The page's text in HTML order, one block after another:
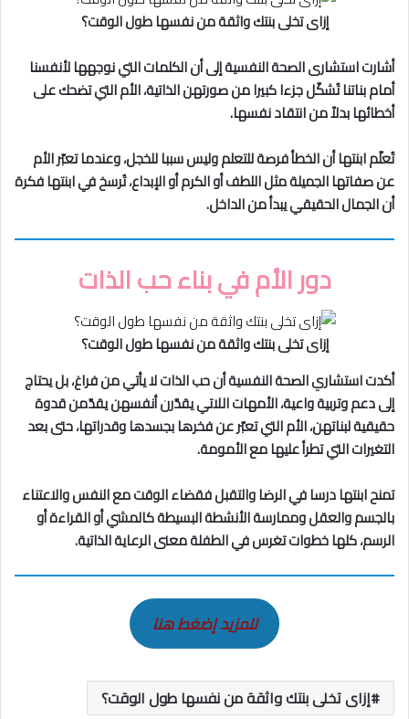
إزاى تخلى بنتك واثقة من نفسها طول الوقت؟
أشارت استشارى الصحة النفسية إلى أن الكلمات التي نوجهها لأنفسنا
أمام بناتنا تُشكّل جزءا كبيرا من صورتهن الذاتية، الأم التي تضحك على
أخطائها بدلاً من انتقاد نفسها.
تُعلّم ابنتها أن الخطأ فرصة للتعلم وليس سببا للخجل، وعندما تعبّر الأم
عن صفاتها الجميلة مثل اللطف أو الكرم أو الإبداع، تُرسخ في ابنتها فكرة
أن الجمال الحقيقي يبدأ من الداخل.
دور الأم في بناء حب الذات
إزاى تخلى بنتك واثقة من نفسها طول الوقت؟
أكدت استشاري الصحة النفسية أن حب الذات لا يأتي من فراغ، بل يحتاج
إلى دعم وتربية واعية، الأمهات اللاتي يقدّرن أنفسهن يقدّمن قدوة
حقيقية لبناتهن، الأم التي تعبّر عن فخرها بجسدها وقدراتها، حتى بعد
التغيرات التي تطرأ عليها مع الأمومة.
تمنح ابنتها درسا في الرضا والتقبل فقضاء الوقت مع النفس والاعتناء
بالجسم والعقل وممارسة الأنشطة البسيطة كالمشي أو القراءة أو
الرسم، كلها خطوات تغرس في الطفلة معنى الرعاية الذاتية.
للمزيد إضغط هنا
إزاى تخلى بنتك واثقة من نفسها طول الوقت؟